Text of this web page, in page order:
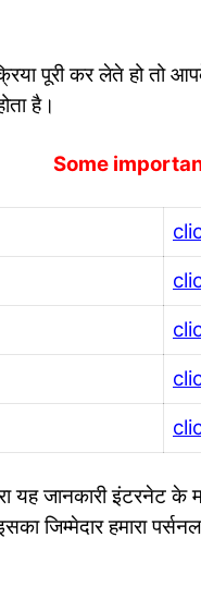
पूरी कर लेते हो तो
है।
Some
यह जानकारी
जिम्मेदार हमारा पर्सनल